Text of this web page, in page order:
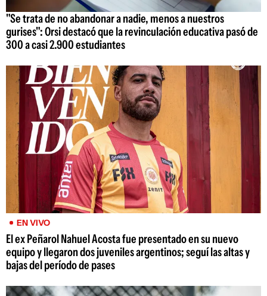
"Se trata de no abandonar a nadie, menos a nuestros
gurises": Orsi destacó que la revinculación educativa pasó de
300 a casi 2.900 estudiantes
EN VIVO
El ex Peñarol Nahuel Acosta fue presentado en su nuevo
equipo y llegaron dos juveniles argentinos; seguí las altas y
bajas del período de pases